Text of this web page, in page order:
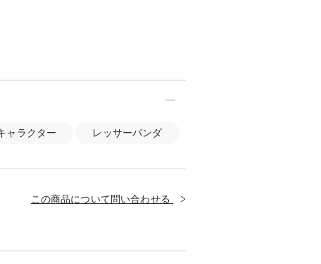
ャラクター レッサーパンダ
この商品について問い合わせる